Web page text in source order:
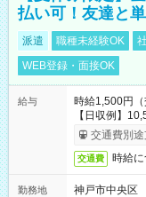
払い可！友達と
派遣 職種未経験OK
WEB登録・面接OK
給与
時給1,500円
【日収例】
交通費別途
交通費 時給
勤務地
神戸市中央区